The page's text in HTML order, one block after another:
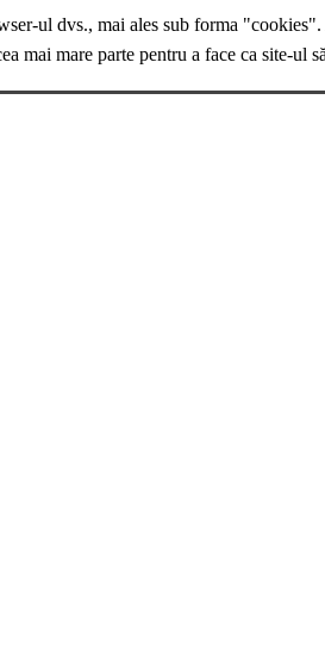
ul dvs., mai ales sub forma
mai mare parte pentru a face ca site-ul